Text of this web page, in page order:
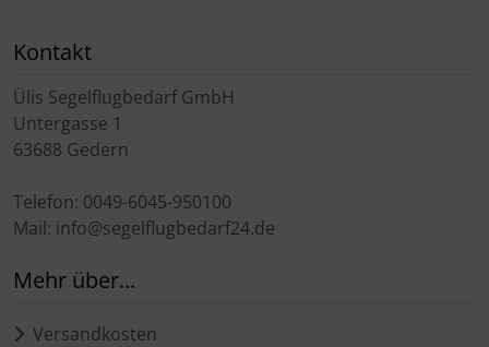
Kontakt
Ülis Segelflugbedarf GmbH
Untergasse 1
63688 Gedern
Telefon: 0049-6045-950100
Mail: info@segelflugbedarf24.de
Mehr über...
Versandkosten